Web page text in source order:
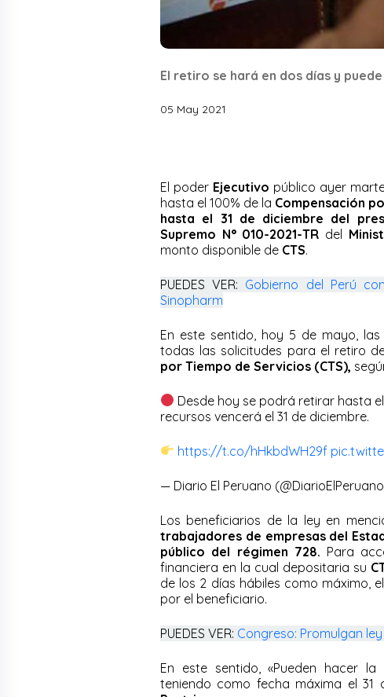
El retiro se hará en dos días y
05 May 2021
El poder Ejecutivo público ayer
hasta el 100% de la Compensación
hasta el 31 de diciembre del
Supremo N° 010-2021-TR del
monto disponible de CTS.
PUEDES VER: Gobierno del Perú
Sinopharm
En este sentido, hoy 5 de mayo,
todas las solicitudes para el retiro
por Tiempo de Servicios (CTS),
Desde hoy se podrá retirar hasta
recursos vencerá el 31 de diciembre.
https://t.co/hHkbdWH29f
— Diario El Peruano
Los beneficiarios de la ley en
trabajadores de empresas del
público del régimen 728. Para
financiera en la cual depositaria su
de los 2 días hábiles como máximo,
por el beneficiario.
PUEDES VER: Congreso: Promulgan
En este sentido, «Pueden hacer
teniendo como fecha máxima el 31